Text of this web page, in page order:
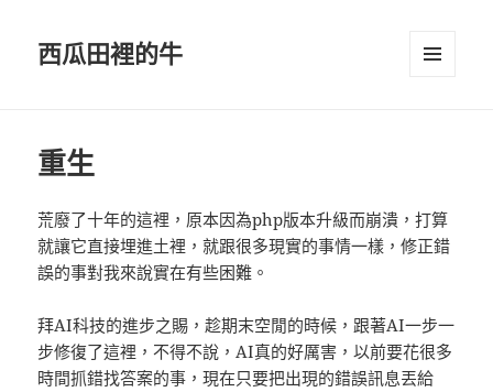
西瓜田裡的牛
重生
荒廢了十年的這裡，原本因為php版本升級而崩潰，打算
就讓它直接埋進土裡，就跟很多現實的事情一樣，修正錯
誤的事對我來說實在有些困難。
拜AI科技的進步之賜，趁期末空閒的時候，跟著AI一步一
步修復了這裡，不得不說，AI真的好厲害，以前要花很多
時間抓錯找答案的事，現在只要把出現的錯誤訊息丟給